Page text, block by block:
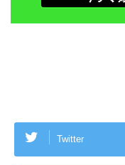
Twitter